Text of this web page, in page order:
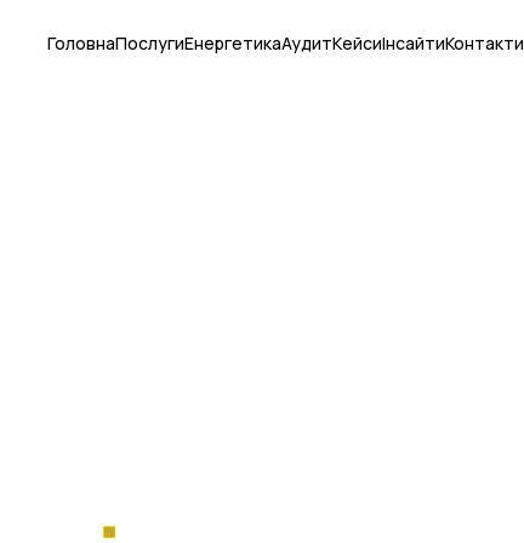
ГоловнаПослугиЕнергетикаАудитКейсиІнсайтиКонтакти